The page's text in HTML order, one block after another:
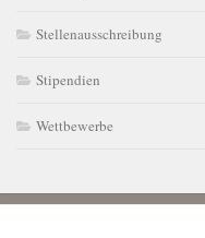
Stellenausschreibung
Stipendien
Wettbewerbe